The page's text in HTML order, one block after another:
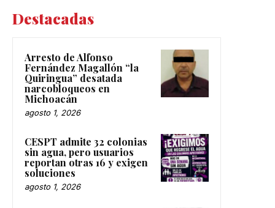
Destacadas
Arresto de Alfonso
Fernández Magallón “la
Quiringua” desatada
narcobloqueos en
Michoacán
agosto 1, 2026
CESPT admite 32 colonias
sin agua, pero usuarios
reportan otras 16 y exigen
soluciones
agosto 1, 2026